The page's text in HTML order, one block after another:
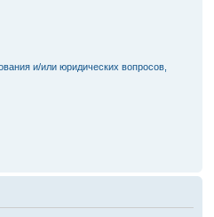
и/или юридических вопросов,